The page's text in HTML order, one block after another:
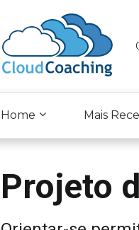
Home Mais
Projeto